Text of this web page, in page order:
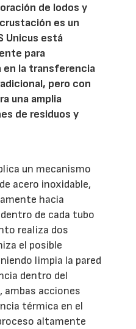
de lodos y
es un
Unicus está
para
en la transferencia
pero con
una amplia
de residuos y
un mecanismo
acero inoxidable,
hacia
de cada tubo
realiza dos
el posible
limpia la pared
dentro del
ambas acciones
térmica en el
altamente